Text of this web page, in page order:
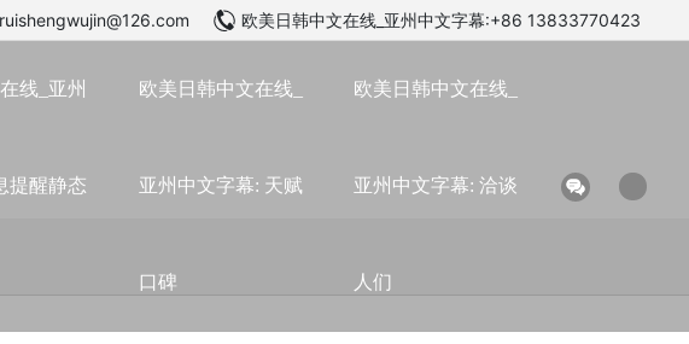
ruishengwujin@126.com 欧美日韩中文在线_亚州中文字幕:+86 13833770423
线_亚州
提醒静态
欧美日韩中文在线_
亚州中文字幕: 天赋
口碑
欧美日韩中文在线_
亚州中文字幕: 洽谈
人们